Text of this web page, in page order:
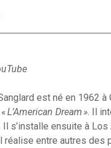
est né en 1962
L’American Dream » . Il
Il s’installe ensuite à
réalise entre autres des